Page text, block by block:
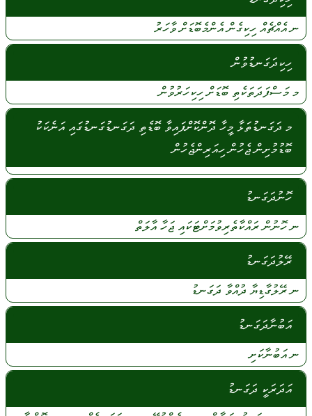
ނއެއްޗެއް ހިކިގެންއެންމެބޮޑަށްވާހަރު
ހިކިދަގަނޑުވުން
މމަސްފަދަތަކެތިބޮޑަށްހިކިހަރުވުން
މ ދަގަނޑުތަޅާ މީހާ ދޮންކޮށްފައިވާ ބޮޑެތި ދަގަނޑުގަނޑުގައި އަނެކަކު
ބޮޑުމުށިން ޖެހުން ހިއަރިންޖެހުން
ހޮނުދަގަނޑު
ނހޮނުންރައްކާތެރިވުމަށްޓަކައިޖަހާއާލަތް
ރޭލުދަގަނޑު
ނރޭލުގާޑިޔާ ދުއްވާ ދަގަނޑު
އަބުނާދަގަނޑު
ނއަބުނާކަށި
އަދަރަކީ ދަގަނޑު